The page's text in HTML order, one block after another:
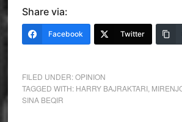
Share via:
Facebook Twitter
FILED UNDER:OPINION
TAGGED WITH: HARRY BAJRAKTARI,
SINA BEQIR